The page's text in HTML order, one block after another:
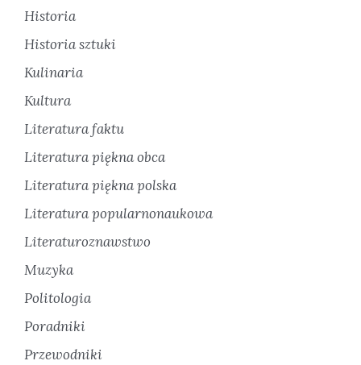
Historia
Historia sztuki
Kulinaria
Kultura
Literatura faktu
Literatura piękna obca
Literatura piękna polska
Literatura popularnonaukowa
Literaturoznawstwo
Muzyka
Politologia
Poradniki
Przewodniki